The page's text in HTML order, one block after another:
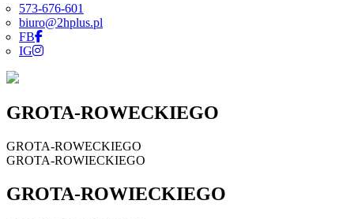
573-676-601
biuro@2hplus.pl
FB
IG
GROTA-ROWECKIEGO
GROTA-ROWECKIEGO
GROTA-ROWIECKIEGO
GROTA-ROWIECKIEGO